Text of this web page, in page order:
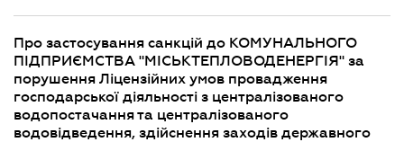
Про застосування санкцій до КОМУНАЛЬНОГО
ПІДПРИЄМСТВА "МІСЬКТЕПЛОВОДЕНЕРГІЯ" за
порушення Ліцензійних умов провадження
господарської діяльності з централізованого
водопостачання та централізованого
водовідведення, здійснення заходів державного